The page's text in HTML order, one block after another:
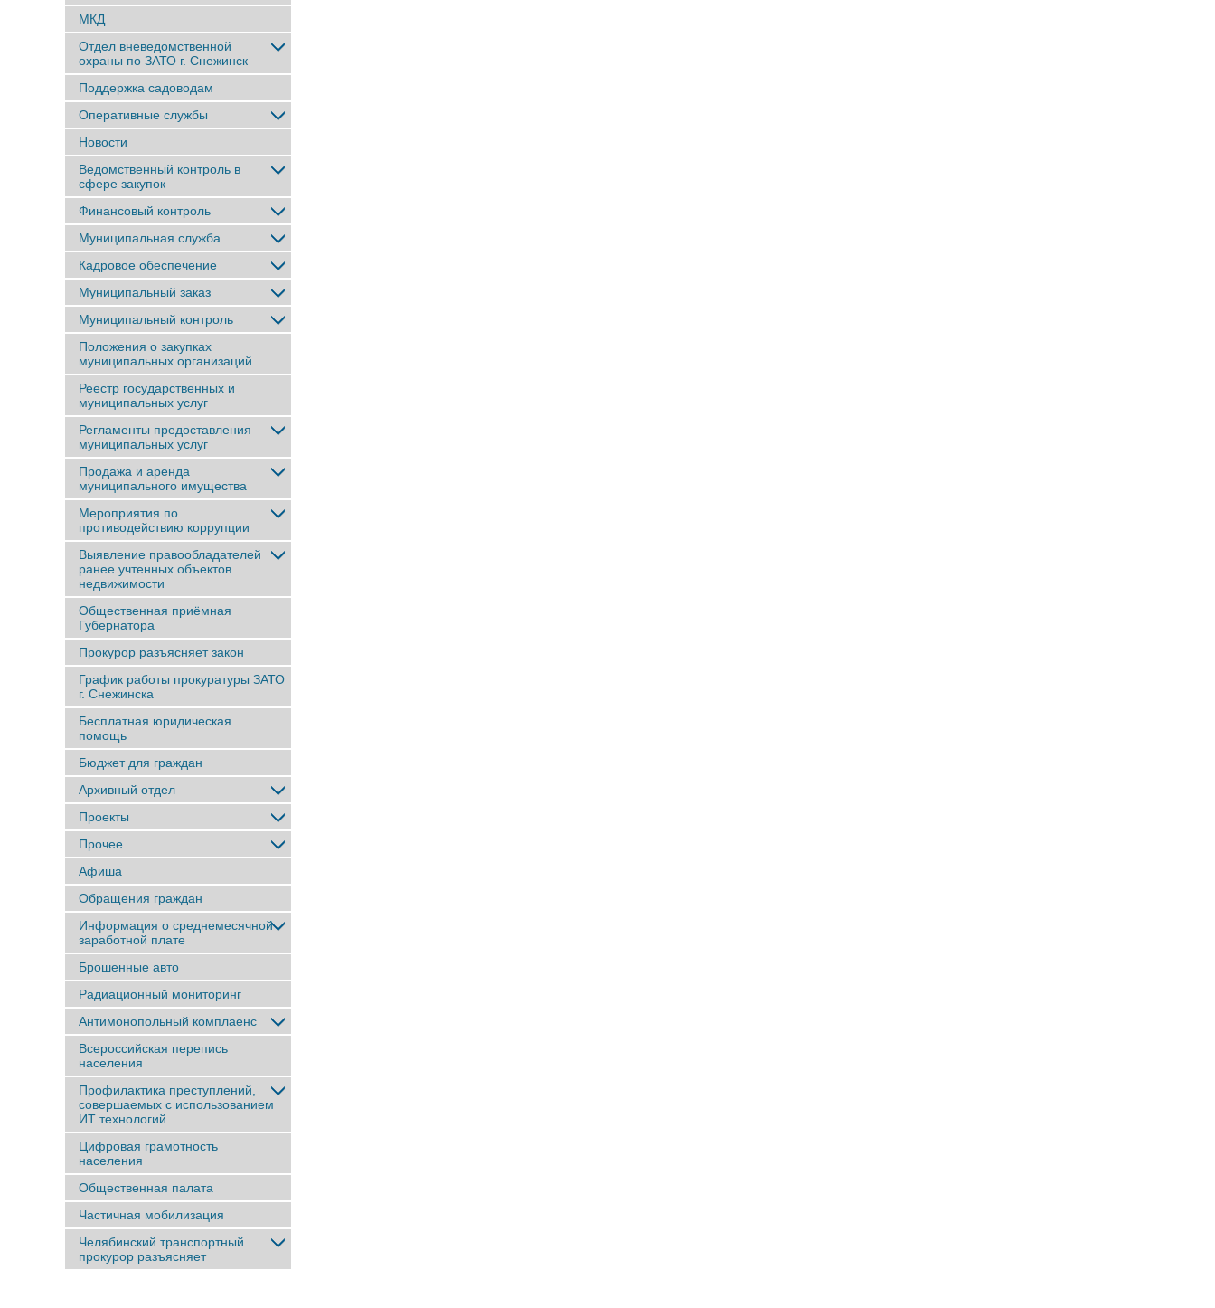
МКД
Отдел вневедомственной
охраны по ЗАТО г. Снежинск
Поддержка садоводам
Оперативные службы
Новости
Ведомственный контроль в
сфере закупок
Финансовый контроль
Муниципальная служба
Кадровое обеспечение
Муниципальный заказ
Муниципальный контроль
Положения о закупках
муниципальных организаций
Реестр государственных и
муниципальных услуг
Регламенты предоставления
муниципальных услуг
Продажа и аренда
муниципального имущества
Мероприятия по
противодействию коррупции
Выявление правообладателей
ранее учтенныx объектов
недвижимости
Общественная приёмная
Губернатора
Прокурор разъясняет закон
График работы прокуратуры ЗАТО
г. Снежинска
Бесплатная юридическая
помощь
Бюджет для граждан
Архивный отдел
Проекты
Прочее
Афиша
Обращения граждан
Информация о среднемесячной
заработной плате
Брошенные авто
Радиационный мониторинг
Антимонопольный комплаенс
Всероссийская перепись
населения
Профилактика преступлений,
совершаемых с использованием
ИТ технологий
Цифровая грамотность
населения
Общественная палата
Частичная мобилизация
Челябинский транспортный
прокурор разъясняет